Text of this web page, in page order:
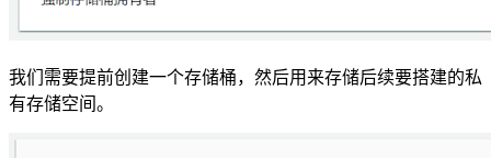
我们需要提前创建一个存储桶，然后用来存储后续要搭建的私
有存储空间。